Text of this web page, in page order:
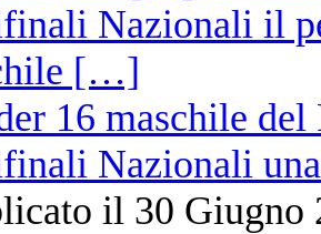
16 maschile
Nazionali
il 30 Giugno